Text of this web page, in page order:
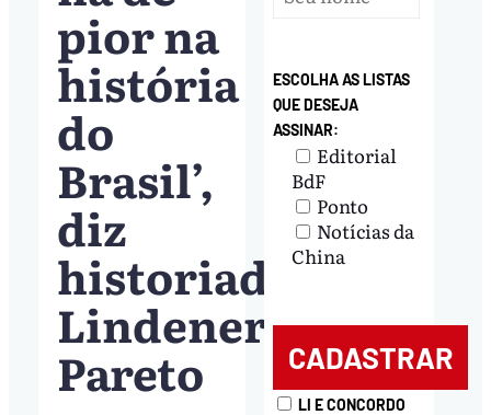
pior na
história
do
Brasil’,
diz
historiador
Lindener
Pareto
ESCOLHA AS LISTAS
QUE DESEJA
ASSINAR:
Editorial
BdF
Ponto
Notícias da
China
LI E CONCORDO